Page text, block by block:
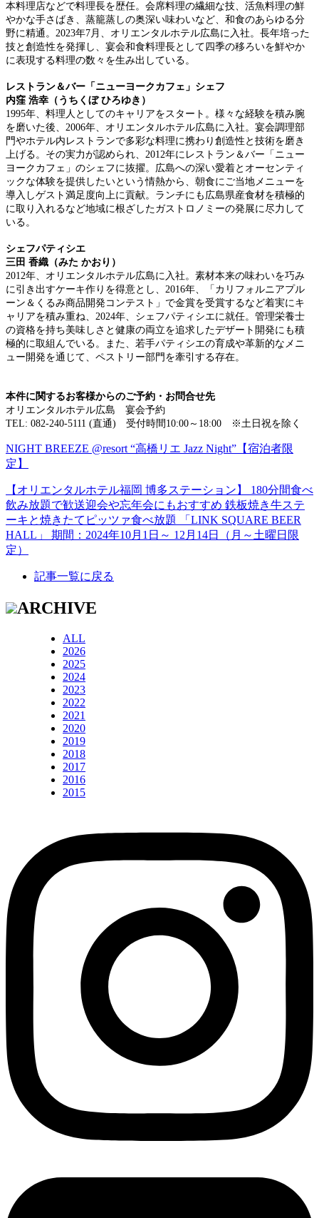
本料理店などで料理長を歴任。会席料理の繊細な技、活魚料理の鮮
やかな手さばき、蒸籠蒸しの奥深い味わいなど、和食のあらゆる分
野に精通。2023年7月、オリエンタルホテル広島に入社。長年培った
技と創造性を発揮し、宴会和食料理長として四季の移ろいを鮮やか
に表現する料理の数々を生み出している。
レストラン＆バー「ニューヨークカフェ」シェフ
内窪 浩幸（うちくぼ ひろゆき）
1995年、料理人としてのキャリアをスタート。様々な経験を積み腕
を磨いた後、2006年、オリエンタルホテル広島に入社。宴会調理部
門やホテル内レストランで多彩な料理に携わり創造性と技術を磨き
上げる。その実力が認められ、2012年にレストラン＆バー「ニュー
ヨークカフェ」のシェフに抜擢。広島への深い愛着とオーセンティ
ックな体験を提供したいという情熱から、朝食にご当地メニューを
導入しゲスト満足度向上に貢献。ランチにも広島県産食材を積極的
に取り入れるなど地域に根ざしたガストロノミーの発展に尽力して
いる。
シェフパティシエ
三田 香織（みた かおり）
2012年、オリエンタルホテル広島に入社。素材本来の味わいを巧み
に引き出すケーキ作りを得意とし、2016年、「カリフォルニアプル
ーン＆くるみ商品開発コンテスト」で金賞を受賞するなど着実にキ
ャリアを積み重ね、2024年、シェフパティシエに就任。管理栄養士
の資格を持ち美味しさと健康の両立を追求したデザート開発にも積
極的に取組んでいる。また、若手パティシエの育成や革新的なメニ
ュー開発を通じて、ペストリー部門を牽引する存在。
本件に関するお客様からのご予約・お問合せ先
オリエンタルホテル広島 宴会予約
TEL: 082-240-5111 (直通) 受付時間10:00～18:00 ※土日祝を除く
NIGHT BREEZE @resort “高橋リエ Jazz Night”【宿泊者限
定】
【オリエンタルホテル福岡 博多ステーション】 180分間食べ
飲み放題で歓送迎会や忘年会にもおすすめ 鉄板焼き牛ステ
ーキと焼きたてピッツァ食べ放題 「LINK SQUARE BEER
HALL」 期間：2024年10月1日～ 12月14日（月～土曜日限
定）
記事一覧に戻る
ARCHIVE
ALL
2026
2025
2024
2023
2022
2021
2020
2019
2018
2017
2016
2015